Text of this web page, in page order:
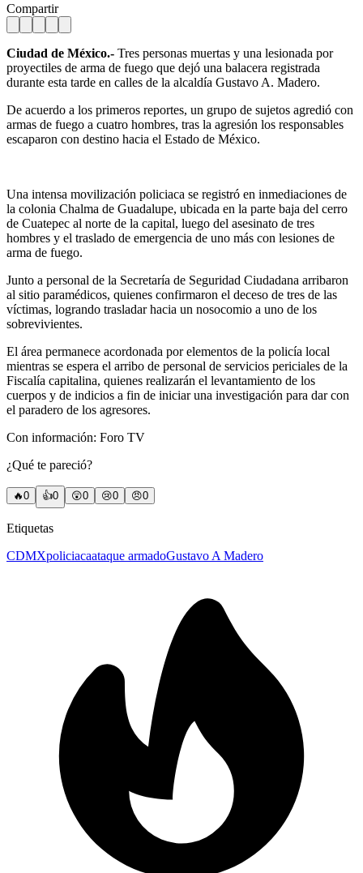
Compartir
Ciudad de México.- Tres personas muertas y una lesionada por
proyectiles de arma de fuego que dejó una balacera registrada
durante esta tarde en calles de la alcaldía Gustavo A. Madero.
De acuerdo a los primeros reportes, un grupo de sujetos agredió con
armas de fuego a cuatro hombres, tras la agresión los responsables
escaparon con destino hacia el Estado de México.
Una intensa movilización policiaca se registró en inmediaciones de
la colonia Chalma de Guadalupe, ubicada en la parte baja del cerro
de Cuatepec al norte de la capital, luego del asesinato de tres
hombres y el traslado de emergencia de uno más con lesiones de
arma de fuego.
Junto a personal de la Secretaría de Seguridad Ciudadana arribaron
al sitio paramédicos, quienes confirmaron el deceso de tres de las
víctimas, logrando trasladar hacia un nosocomio a uno de los
sobrevivientes.
El área permanece acordonada por elementos de la policía local
mientras se espera el arribo de personal de servicios periciales de la
Fiscalía capitalina, quienes realizarán el levantamiento de los
cuerpos y de indicios a fin de iniciar una investigación para dar con
el paradero de los agresores.
Con información: Foro TV
¿Qué te pareció?
🔥0 👍0 😲0 😢0 😠0
Etiquetas
CDMXpoliciacaataque armadoGustavo A Madero